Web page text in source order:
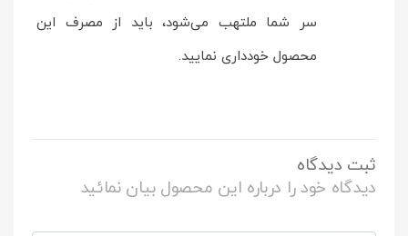
سر شما ملتهب می‌شود، باید از مصرف این
محصول خودداری نمایید.
ثبت دیدگاه
دیدگاه خود را درباره این محصول بیان نمائید